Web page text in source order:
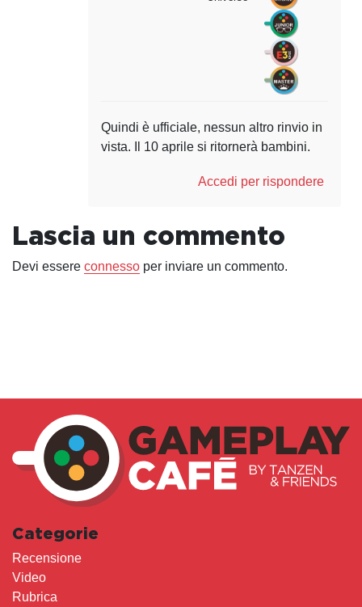
Quindi è ufficiale, nessun altro rinvio in
vista. Il 10 aprile si ritornerà bambini.
Accedi per rispondere
Lascia un commento
Devi essere connesso per inviare un commento.
Categorie
Recensione
Video
Rubrica